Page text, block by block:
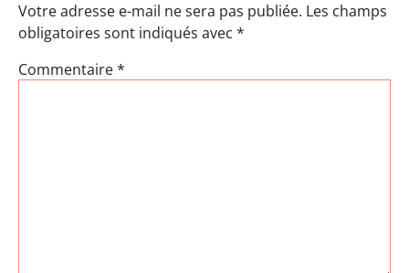
Votre adresse e-mail ne sera pas publiée. Les champs
obligatoires sont indiqués avec *
Commentaire*